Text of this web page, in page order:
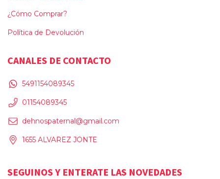
¿Cómo Comprar?
Política de Devolución
CANALES DE CONTACTO
5491154089345
01154089345
dehnospaternal@gmail.com
1655 ALVAREZ JONTE
SEGUINOS Y ENTERATE LAS NOVEDADES